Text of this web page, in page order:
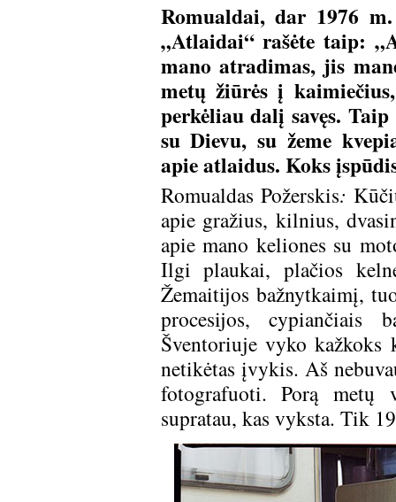
Romualdai, dar 1976
„Atlaidai“ rašėte taip:
mano atradimas, jis
metų žiūrės į
perkėliau dalį savęs.
su Dievu, su žeme
apie atlaidus. Koks
Romualdas Požerskis:
apie gražius, kilnius,
apie mano keliones su
Ilgi plaukai, plačios
Žemaitijos bažnytkaimį,
procesijos, cypiančiais
Šventoriuje vyko kažkoks
netikėtas įvykis. Aš
fotografuoti. Porą metų
supratau, kas vyksta. Tik